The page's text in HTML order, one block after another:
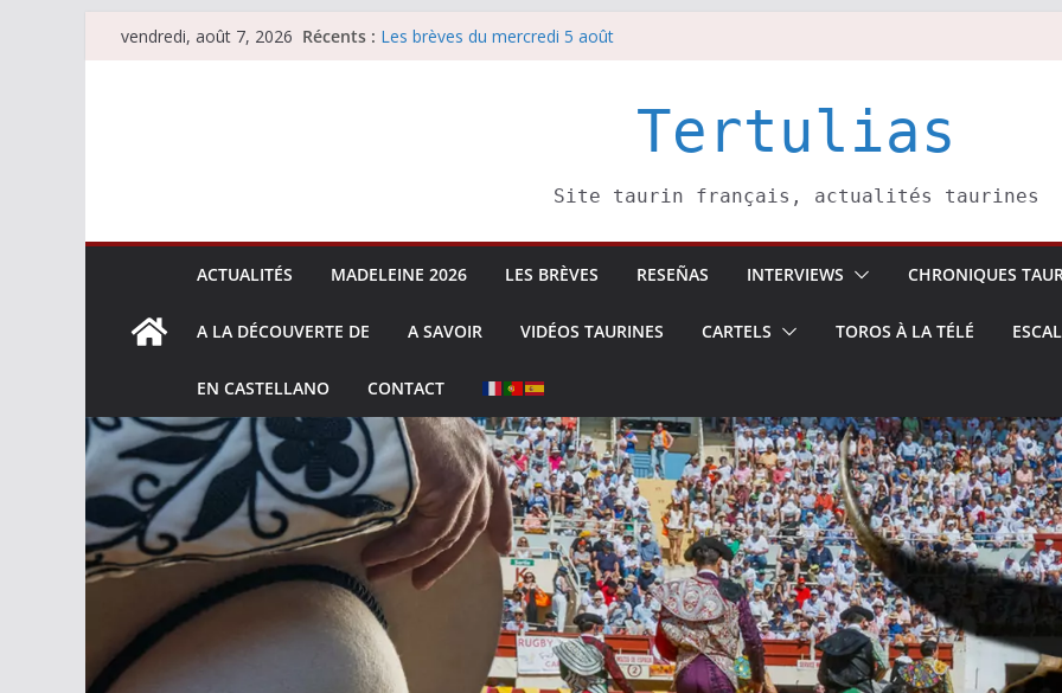
Passervendredi, août 7, 2026 Récents : Les brèves du mercredi 5 août
Tertulias
Site taurin français, actualités taurines
ACTUALITÉS MADELEINE 2026 LES BRÈVES RESEÑAS INTERVIEWS CHRONIQUES
A LA DÉCOUVERTE DE A SAVOIR VIDÉOS TAURINES CARTELS TOROS À LA TÉLÉ
EN CASTELLANO CONTACT